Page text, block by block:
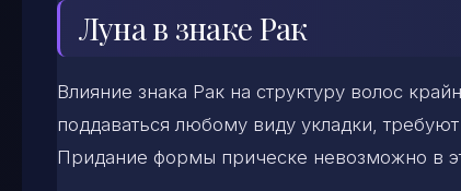
Луна в знаке Рак
Влияние знака Рак на структуру волос
поддаваться любому виду укладки,
Придание формы прическе невозможно в